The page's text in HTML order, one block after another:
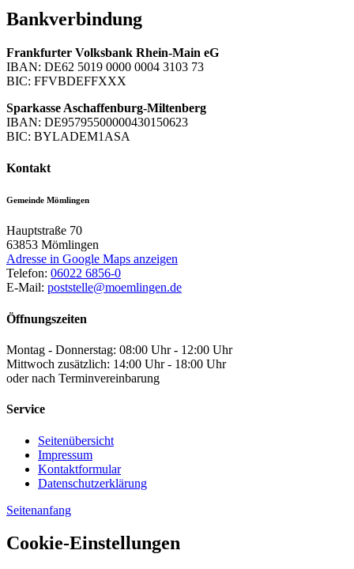
Bankverbindung
Frankfurter Volksbank Rhein-Main eG
IBAN: DE62 5019 0000 0004 3103 73
BIC: FFVBDEFFXXX
Sparkasse Aschaffenburg-Miltenberg
IBAN: DE95795500000430150623
BIC: BYLADEM1ASA
Kontakt
Gemeinde Mömlingen
Hauptstraße 70
63853 Mömlingen
Adresse in Google Maps anzeigen
Telefon: 06022 6856-0
E-Mail: poststelle@moemlingen.de
Öffnungszeiten
Montag - Donnerstag: 08:00 Uhr - 12:00 Uhr
Mittwoch zusätzlich: 14:00 Uhr - 18:00 Uhr
oder nach Terminvereinbarung
Service
Seitenübersicht
Impressum
Kontaktformular
Datenschutzerklärung
Seitenanfang
Cookie-Einstellungen